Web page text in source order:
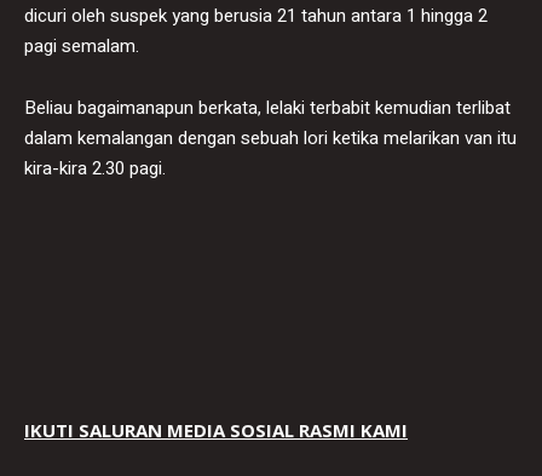
dicuri oleh suspek yang berusia 21 tahun antara 1 hingga 2
pagi semalam.
Beliau bagaimanapun berkata, lelaki terbabit kemudian terlibat
dalam kemalangan dengan sebuah lori ketika melarikan van itu
kira-kira 2.30 pagi.
IKUTI SALURAN MEDIA SOSIAL RASMI KAMI